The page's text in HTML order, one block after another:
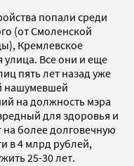
попали среди
(от Смоленской
Кремлевское
улица. Все они и еще
пять лет назад уже
нашумевшей
на должность мэра
для здоровья и
более долговечную
в 4 млрд рублей,
25-30 лет.